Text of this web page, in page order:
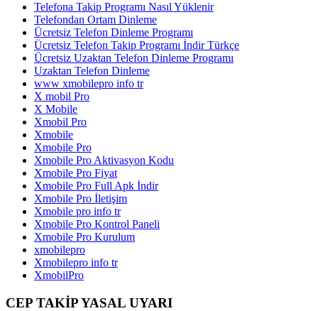
Telefona Takip Programı Nasıl Yüklenir
Telefondan Ortam Dinleme
Ücretsiz Telefon Dinleme Programı
Ücretsiz Telefon Takip Programı İndir Türkçe
Ücretsiz Uzaktan Telefon Dinleme Programı
Uzaktan Telefon Dinleme
www xmobilepro info tr
X mobil Pro
X Mobile
Xmobil Pro
Xmobile
Xmobile Pro
Xmobile Pro Aktivasyon Kodu
Xmobile Pro Fiyat
Xmobile Pro Full Apk İndir
Xmobile Pro İletişim
Xmobile pro info tr
Xmobile Pro Kontrol Paneli
Xmobile Pro Kurulum
xmobilepro
Xmobilepro info tr
XmobilPro
CEP TAKİP YASAL UYARI